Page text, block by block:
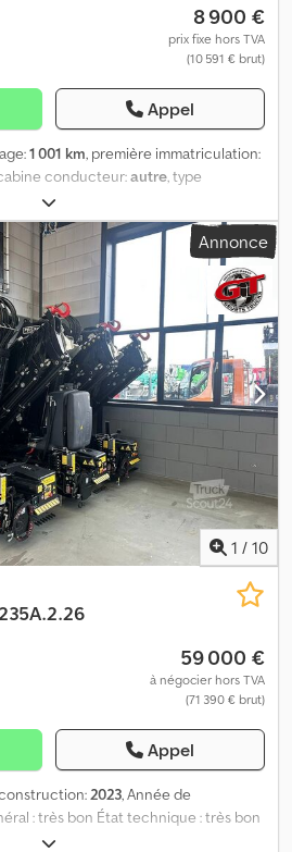
8 900 €
prix fixe hors TVA
(10 591 € brut)
Appel
1 001 km, première immatriculation:
conducteur:autre, type
de construction:
d'urgence, repliable, stabilisation
hydraulique. Diagramme de
- 2610 kg, 3,5 m - 1900 kg, 3,8 m - 1650
RELATIVES AUX ACCESSOIRES
de modifications, de vente
Cjdpfx Abotd Hffo Ajrf
Annonce
1 / 10
59 000 €
à négocier hors TVA
(71 390 € brut)
Appel
2023, Année de
: très bon État technique : très bon
F235A.2.26 E-DYNAMIC GRUE